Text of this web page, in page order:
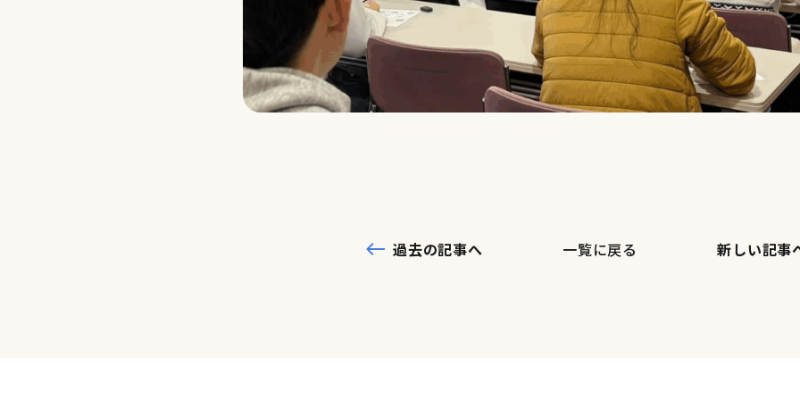
新しい記事
一覧に戻る
過去の記事へ